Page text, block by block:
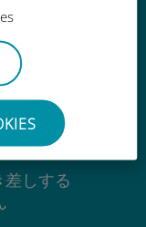
しする